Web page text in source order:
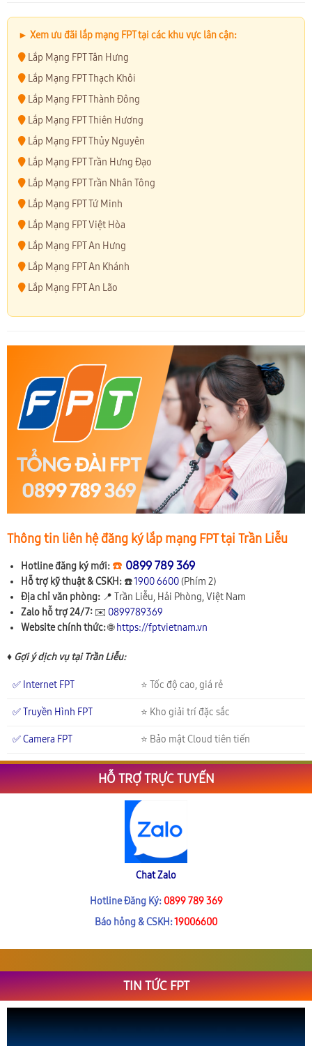
► Xem ưu đãi lắp mạng FPT tại các khu vực lân cận:
Lắp Mạng FPT Tân Hưng
Lắp Mạng FPT Thạch Khôi
Lắp Mạng FPT Thành Đông
Lắp Mạng FPT Thiên Hương
Lắp Mạng FPT Thủy Nguyên
Lắp Mạng FPT Trần Hưng Đạo
Lắp Mạng FPT Trần Nhân Tông
Lắp Mạng FPT Tứ Minh
Lắp Mạng FPT Việt Hòa
Lắp Mạng FPT An Hưng
Lắp Mạng FPT An Khánh
Lắp Mạng FPT An Lão
Thông tin liên hệ đăng ký lắp mạng FPT tại Trần Liễu
Hotline đăng ký mới: ☎️ 0899 789 369
Hỗ trợ kỹ thuật & CSKH: ☎️1900 6600 (Phím 2)
Địa chỉ văn phòng: 📍 Trần Liễu, Hải Phòng, Việt Nam
Zalo hỗ trợ 24/7: ✉️ 0899789369
Website chính thức:🌐 https://fptvietnam.vn
♦ Gợi ý dịch vụ tại Trần Liễu:
✅ Internet FPT ⭐ Tốc độ cao, giá rẻ
✅ Truyền Hình FPT ⭐ Kho giải trí đặc sắc
✅ Camera FPT ⭐ Bảo mật Cloud tiên tiến
HỖ TRỢ TRỰC TUYẾN
Chat Zalo
Hotline Đăng Ký: 0899 789 369
Báo hỏng & CSKH:19006600
TIN TỨC FPT